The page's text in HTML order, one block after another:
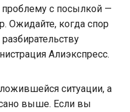
с посылкой —
Ожидайте, когда спор
Алиэкспресс.
ситуации, а
выше. Если вы